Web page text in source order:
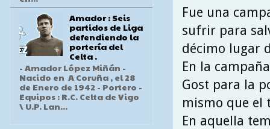
Fue una
sufrir para
décimo lugar
En la
Gost para la
mismo que el
En aquella
Amador : Seis
partidos de Liga
defendiendo la
portería del
Celta .
- Amador López Miñán -
Nacido en A Coruña , el 28
de Enero de 1942 - Portero -
Equipos : R.C. Celta de Vigo
\ U.P. Lan...